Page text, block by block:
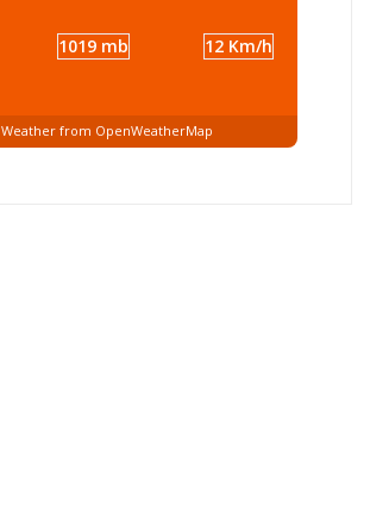
1019 mb 12 Km/h
Weather from OpenWeatherMap